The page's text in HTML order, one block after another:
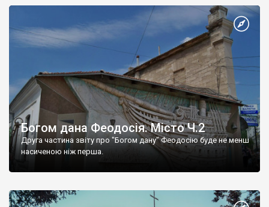
Богом дана Феодосія. Місто Ч.2
Друга частина звіту про "Богом дану" Феодосію буде не менш
насиченою ніж перша.